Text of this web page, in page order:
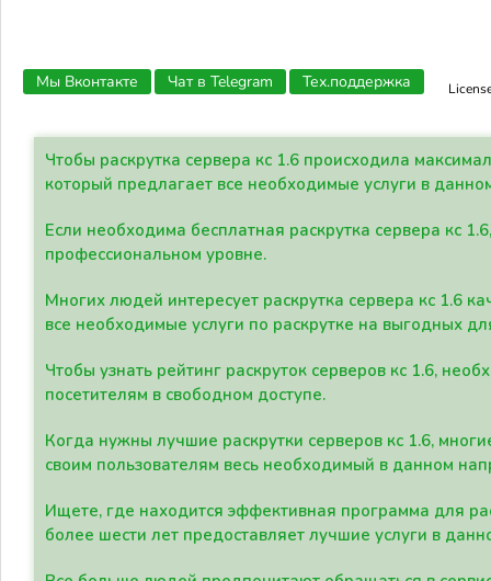
Мы Вконтакте Чат в Telegram Тех.поддержка
Чтобы раскрутка сервера кс 1.6 происходила
который предлагает все необходимые услуги в
Если необходима бесплатная раскрутка сервера кс
профессиональном уровне.
Многих людей интересует раскрутка сервера кс 1.6
все необходимые услуги по раскрутке на выгодных
Чтобы узнать рейтинг раскруток серверов кс 1.6,
посетителям в свободном доступе.
Когда нужны лучшие раскрутки серверов кс 1.6,
своим пользователям весь необходимый в данном
Ищете, где находится эффективная программа для
более шести лет предоставляет лучшие услуги в